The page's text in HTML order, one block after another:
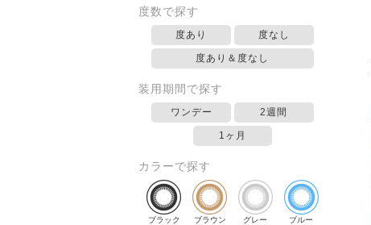
度数で探す
度あり 度なし
度あり＆度なし
装用期間で探す
ワンデー 2週間
1ヶ月
カラーで探す
ブラック ブラウン グレー ブルー